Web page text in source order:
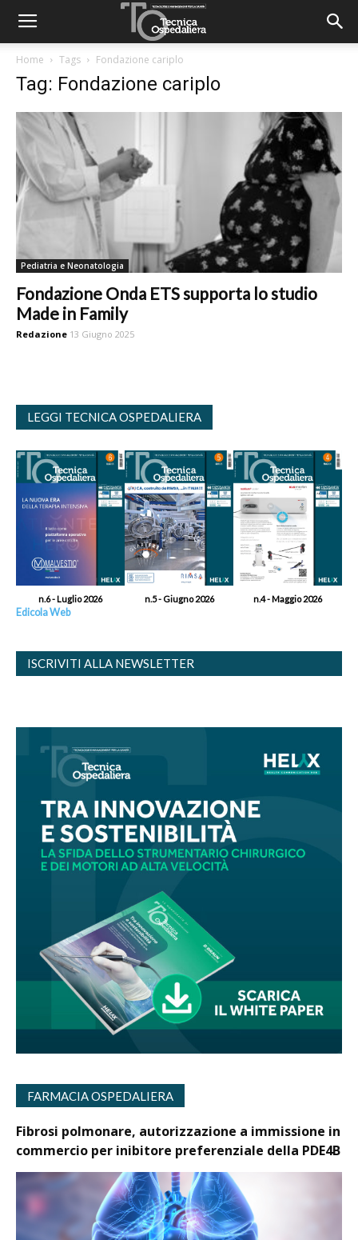
Home Tags Fondazione cariplo
Tag: Fondazione cariplo
Pediatria e Neonatologia
Fondazione Onda ETS supporta lo studio
Made in Family
Redazione 13 Giugno 2025
LEGGI TECNICA OSPEDALIERA
n.6 - Luglio 2026 n.5 - Giugno 2026 n.4 - Maggio 2026
Edicola Web
ISCRIVITI ALLA NEWSLETTER
FARMACIA OSPEDALIERA
Fibrosi polmonare, autorizzazione a immissione in
commercio per inibitore preferenziale della PDE4B